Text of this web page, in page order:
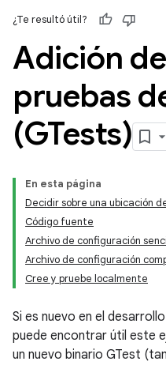
¿Te resultó útil?
Adición
pruebas
(GTests)
En esta página
Decidir sobre una ubicación
Código fuente
Archivo de configuración
Archivo de configuración
Cree y pruebe localmente
Si es nuevo en el
puede encontrar útil este
un nuevo binario GTest